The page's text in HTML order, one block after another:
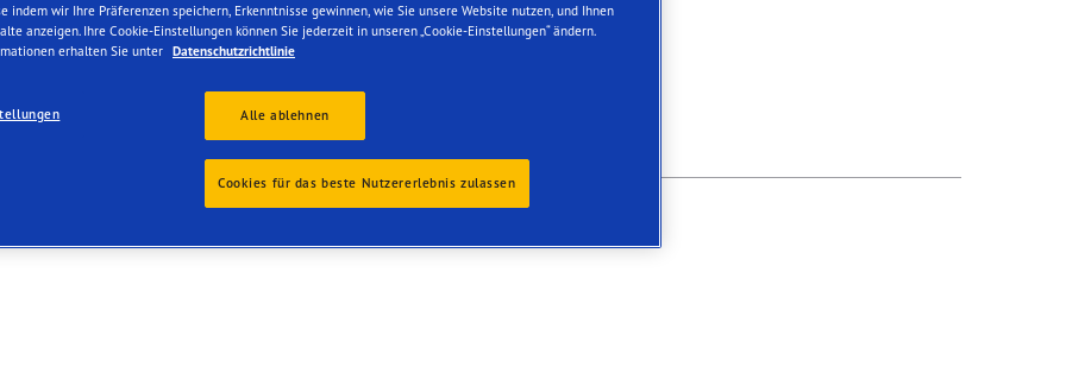
Sie einen Platten
Blimp
RACING
UltraGrip Performance 3
GUEX CHRISTIAN
indem wir Ihre Präferenzen speichern, Erkenntnisse gewinnen, wie Sie unsere Website nutzen, und Ihnen
anzeigen. Ihre Cookie-Einstellungen können Sie jederzeit in unseren „Cookie-Einstellungen“ ändern.
erhalten Sie unter Datenschutzrichtlinie
Alle ablehnen
Cookies für das beste Nutzererlebnis zulassen